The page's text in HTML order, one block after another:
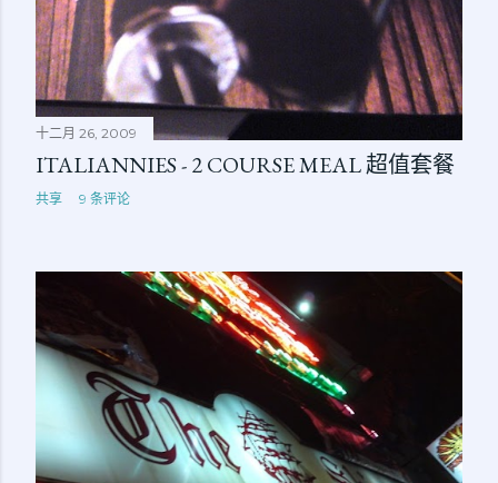
十二月 26, 2009
ITALIANNIES - 2 COURSE MEAL 超值套餐
共享 9 条评论